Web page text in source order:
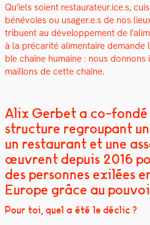
Qu’iels soient restaurateur.ice.s,
bénév­oles ou usager.e.s de nos
tribuent au développe­ment de
à la pré­car­ité ali­men­taire demande
ble chaîne humaine : nous
mail­lons de cette chaîne.
Alix Gerbet a co-fondé
structure regroupant
un restaurant et une
œuvrent depuis 2016
des personnes exilées
Europe grâce au
Pour toi, quel a été le déclic ?